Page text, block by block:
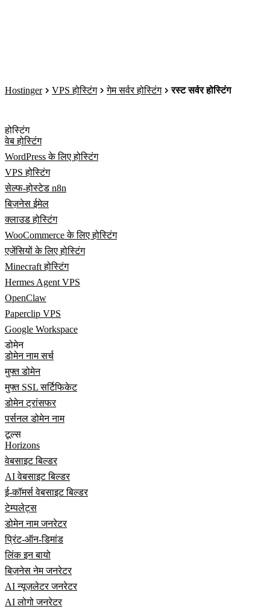
Hostinger VPS होस्टिंग गेम सर्वर होस्टिंग रस्ट सर्वर होस्टिंग
होस्टिंग
वेब होस्टिंग
WordPress के लिए होस्टिंग
VPS होस्टिंग
सेल्फ-होस्टेड n8n
बिज़नेस ईमेल
क्लाउड होस्टिंग
WooCommerce के लिए होस्टिंग
एजेंसियों के लिए होस्टिंग
Minecraft होस्टिंग
Hermes Agent VPS
OpenClaw
Paperclip VPS
Google Workspace
डोमेन
डोमेन नाम सर्च
मुफ्त डोमेन
मुफ्त SSL सर्टिफिकेट
डोमेन ट्रांसफर
पर्सनल डोमेन नाम
टूल्स
Horizons
वेबसाइट बिल्डर
AI वेबसाइट बिल्डर
ई-कॉमर्स वेबसाइट बिल्डर
टेम्पलेट्स
डोमेन नाम जनरेटर
प्रिंट-ऑन-डिमांड
लिंक इन बायो
बिज़नेस नेम जनरेटर
AI न्यूज़लेटर जनरेटर
AI लोगो जनरेटर